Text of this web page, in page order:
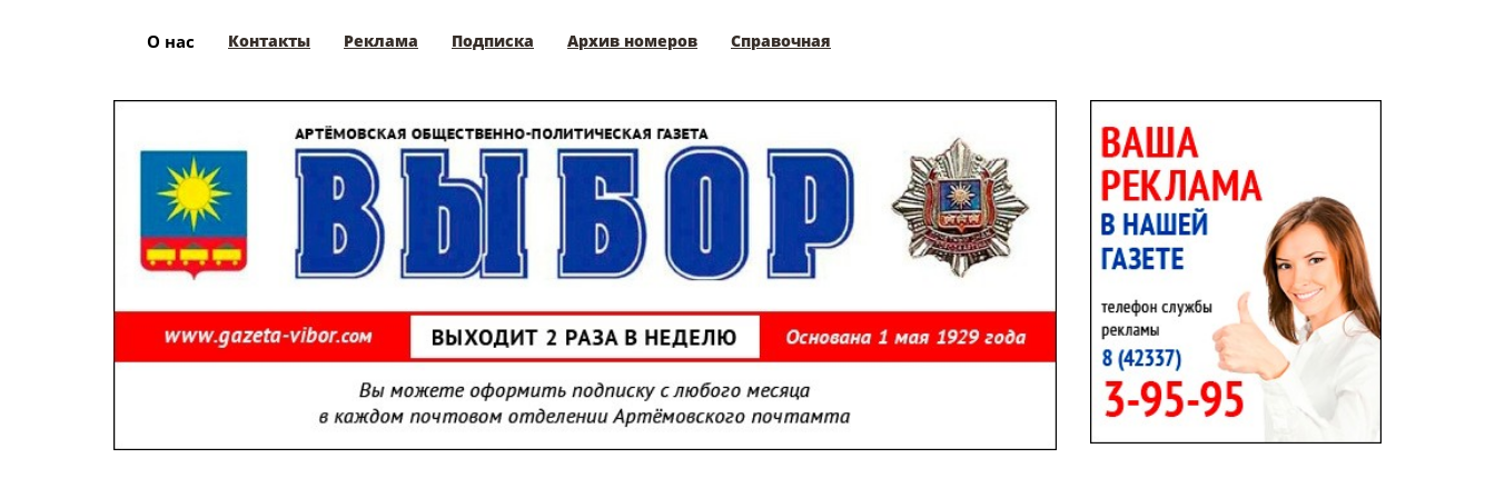
О нас Контакты Реклама Подписка Архив номеров Справочная